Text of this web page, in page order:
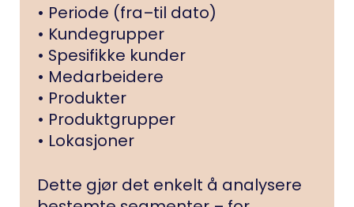
• Periode (fra–til dato)
• Kundegrupper
• Spesifikke kunder
• Medarbeidere
• Produkter
• Produktgrupper
• Lokasjoner
Dette gjør det enkelt å analysere